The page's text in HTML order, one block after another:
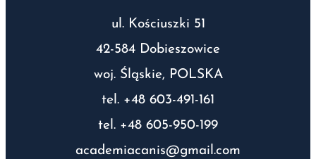
ul. Kościuszki 51
42-584 Dobieszowice
woj. Śląskie, POLSKA
tel. +48 603-491-161
tel. +48 605-950-199
academiacanis@gmail.com